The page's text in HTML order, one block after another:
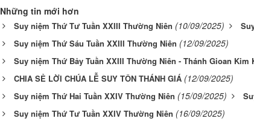
Những tin mới hơn
Suy niệm Thứ Tư Tuần XXIII Thường Niên (10/09/2025)
Suy niệm Thứ Sáu Tuần XXIII Thường Niên (12/09/2025)
Suy niệm Thứ Bảy Tuần XXIII Thường Niên - Thánh Gioan Kim
CHIA SẺ LỜI CHÚA LỄ SUY TÔN THÁNH GIÁ (12/09/2025)
Suy niệm Thứ Hai Tuần XXIV Thường Niên (15/09/2025)
Suy niệm Thứ Tư Tuần XXIV Thường Niên (16/09/2025)